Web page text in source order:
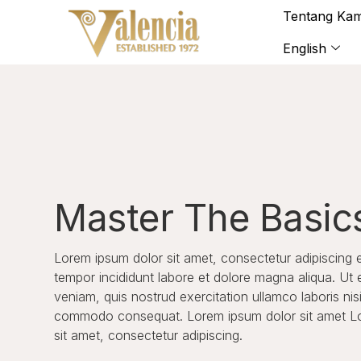
Tentang
English
Master The
Lorem ipsum dolor sit amet, consectetur adipiscing
tempor incididunt labore et dolore magna aliqua. Ut
veniam, quis nostrud exercitation ullamco laboris
commodo consequat. Lorem ipsum dolor sit amet
sit amet, consectetur adipiscing.